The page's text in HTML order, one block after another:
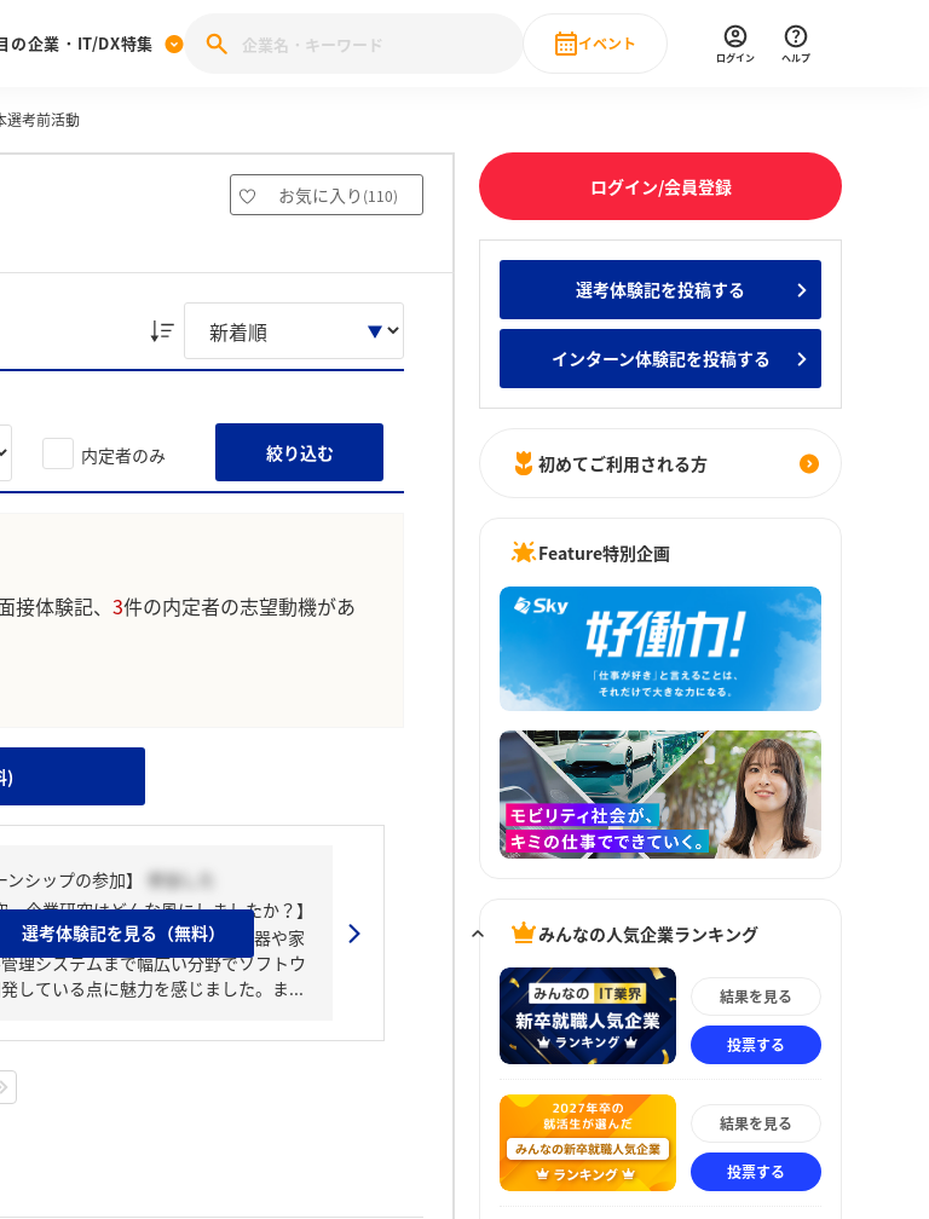
本選考体験記投稿キャンペーン
みんなの新卒就職人気企業ランキング みんなのインターン人気企業ランキ
の企業・IT/DX特集
28卒 IT・DX現場社員インタビュー
イベント
直近のイベント一覧
ログイン ヘルプ
選考前活動
お気に入り (110)
内定者のみ 絞り込む
接体験記、 3件の内定者の志望動機があ
)
ンシップの参加】
参加した
・企業研究はどんな風にしましたか？】
ホームページを通じて、車載機器や家
理システムまで幅広い分野でソフトウ
している点に魅力を感じました。ま...
選考体験記を見る（無料）
ログイン/会員登録
選考体験記を投稿する
インターン体験記を投稿する
初めてご利用される方
Feature特別企画
みんなの人気企業ランキング
結果を見る
投票する
結果を見る
投票する